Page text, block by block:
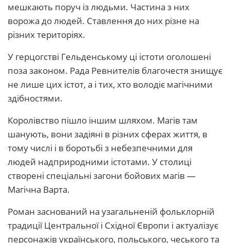
мешкають поруч із людьми. Частина з них
ворожа до людей. Ставлення до них різне на
різних територіях.
У герцогстві Гельденському ці істоти оголошені
поза законом. Рада Ревнителів благочестя знищує
не лише цих істот, а і тих, хто володіє магічними
здібностями.
Королівство пішло іншим шляхом. Магів там
шанують, вони задіяні в різних сферах життя, в
тому числі і в боротьбі з небезпечними для
людей надприродними істотами. У столиці
створені спеціальні загони бойових магів —
Магічна Варта.
Роман заснований на узагальненій фольклорній
традиції Центральної і Східної Європи і актуалізує
персонажів українського, польського, чеського та